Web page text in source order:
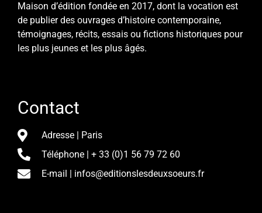
Maison d’édition fondée en 2017, dont la vocation est
de publier des ouvrages d’histoire contemporaine,
témoignages, récits, essais ou fictions historiques pour
les plus jeunes et les plus âgés.
Contact
Adresse | Paris
Téléphone | + 33 (0)1 56 79 72 60
E-mail | infos@editionslesdeuxsoeurs.fr